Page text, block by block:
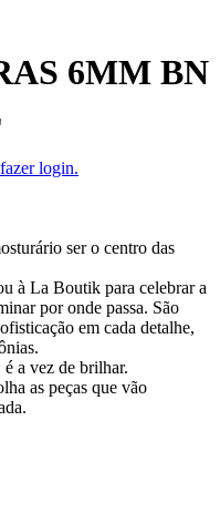
6MM BN
login.
ser o centro das
à La Boutik para celebrar a
por onde passa. São
em cada detalhe,
a vez de brilhar.
as peças que vão